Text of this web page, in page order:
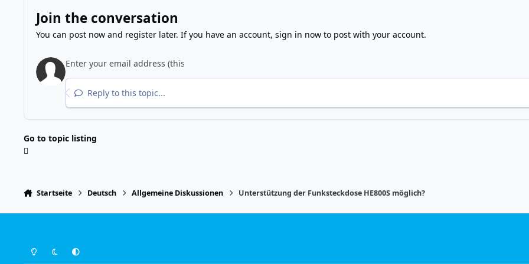
Join the conversation
You can post now and register later. If you have an account, sign in nowto post with your account.
Reply to this topic...
Go to topic listing
Startseite Deutsch Allgemeine Diskussionen Unterstützung der Funksteckdose HE800S möglich?
Light ModeDark ModeSystem Preference